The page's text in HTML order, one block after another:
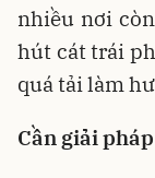
nhiều nơi
hút cát trái
quá tải làm
Cần giải